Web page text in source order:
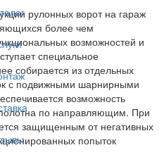
рулонных ворот на гараж
более чем
возможностей и
специальное
собирается из отдельных
с подвижными шарнирными
возможность
по направляющим. При
защищенным от негативных
попыток